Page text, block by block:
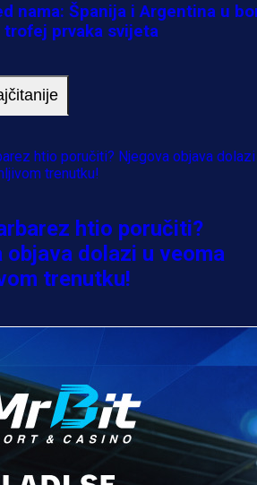
nama: Španija i Argentina u
prvaka svijeta
htio poručiti?
objava dolazi u veoma
trenutku!